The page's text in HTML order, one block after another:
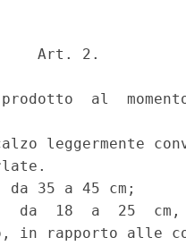
Art. 2.
al
leggermente
da 35 a 45 cm;
da  18  a  25
in rapporto alle